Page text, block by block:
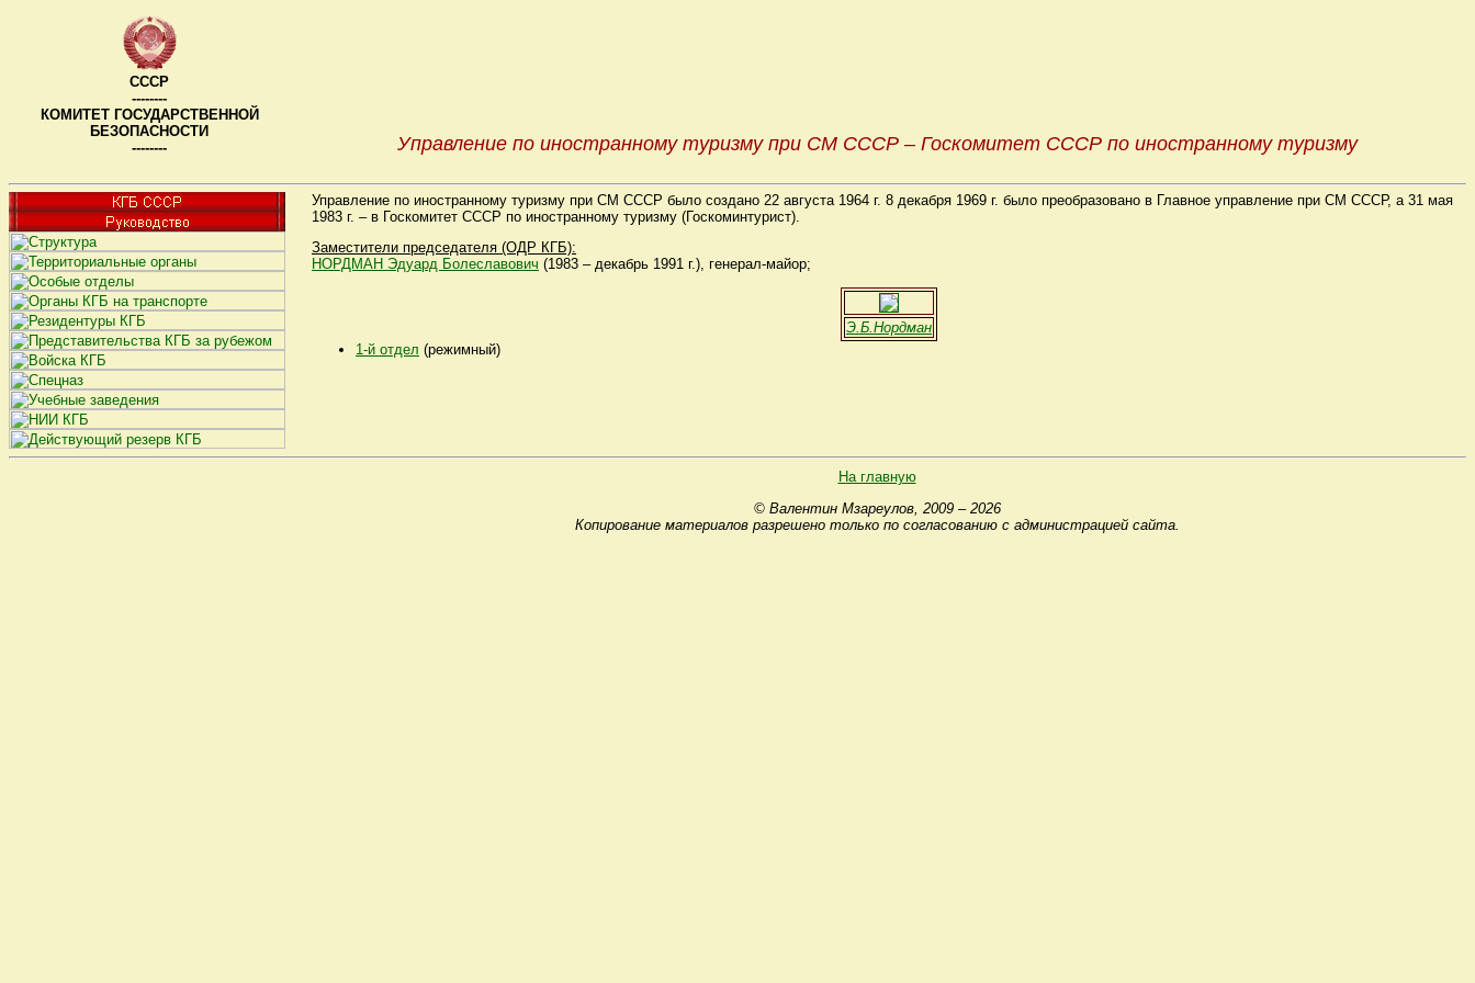
СССР
--------
КОМИТЕТ ГОСУДАРСТВЕННОЙ
БЕЗОПАСНОСТИ
--------
Управление по иностранному туризму при СМ СССР – Госкомитет СССР по иностранному туризму
Управление по иностранному туризму при СМ СССР было создано 22 августа 1964 г. 8 декабря 1969 г. было преобразовано в Главное управление при СМ СССР, а 31 мая
1983 г. – в Госкомитет СССР по иностранному туризму (Госкоминтурист).
Заместители председателя (ОДР КГБ):
НОРДМАН Эдуард Болеславович (1983 – декабрь 1991 г.), генерал-майор;
Э.Б.Нордман
1-й отдел (режимный)
На главную
© Валентин Мзареулов, 2009 – 2026
Копирование материалов разрешено только по согласованию с администрацией сайта.